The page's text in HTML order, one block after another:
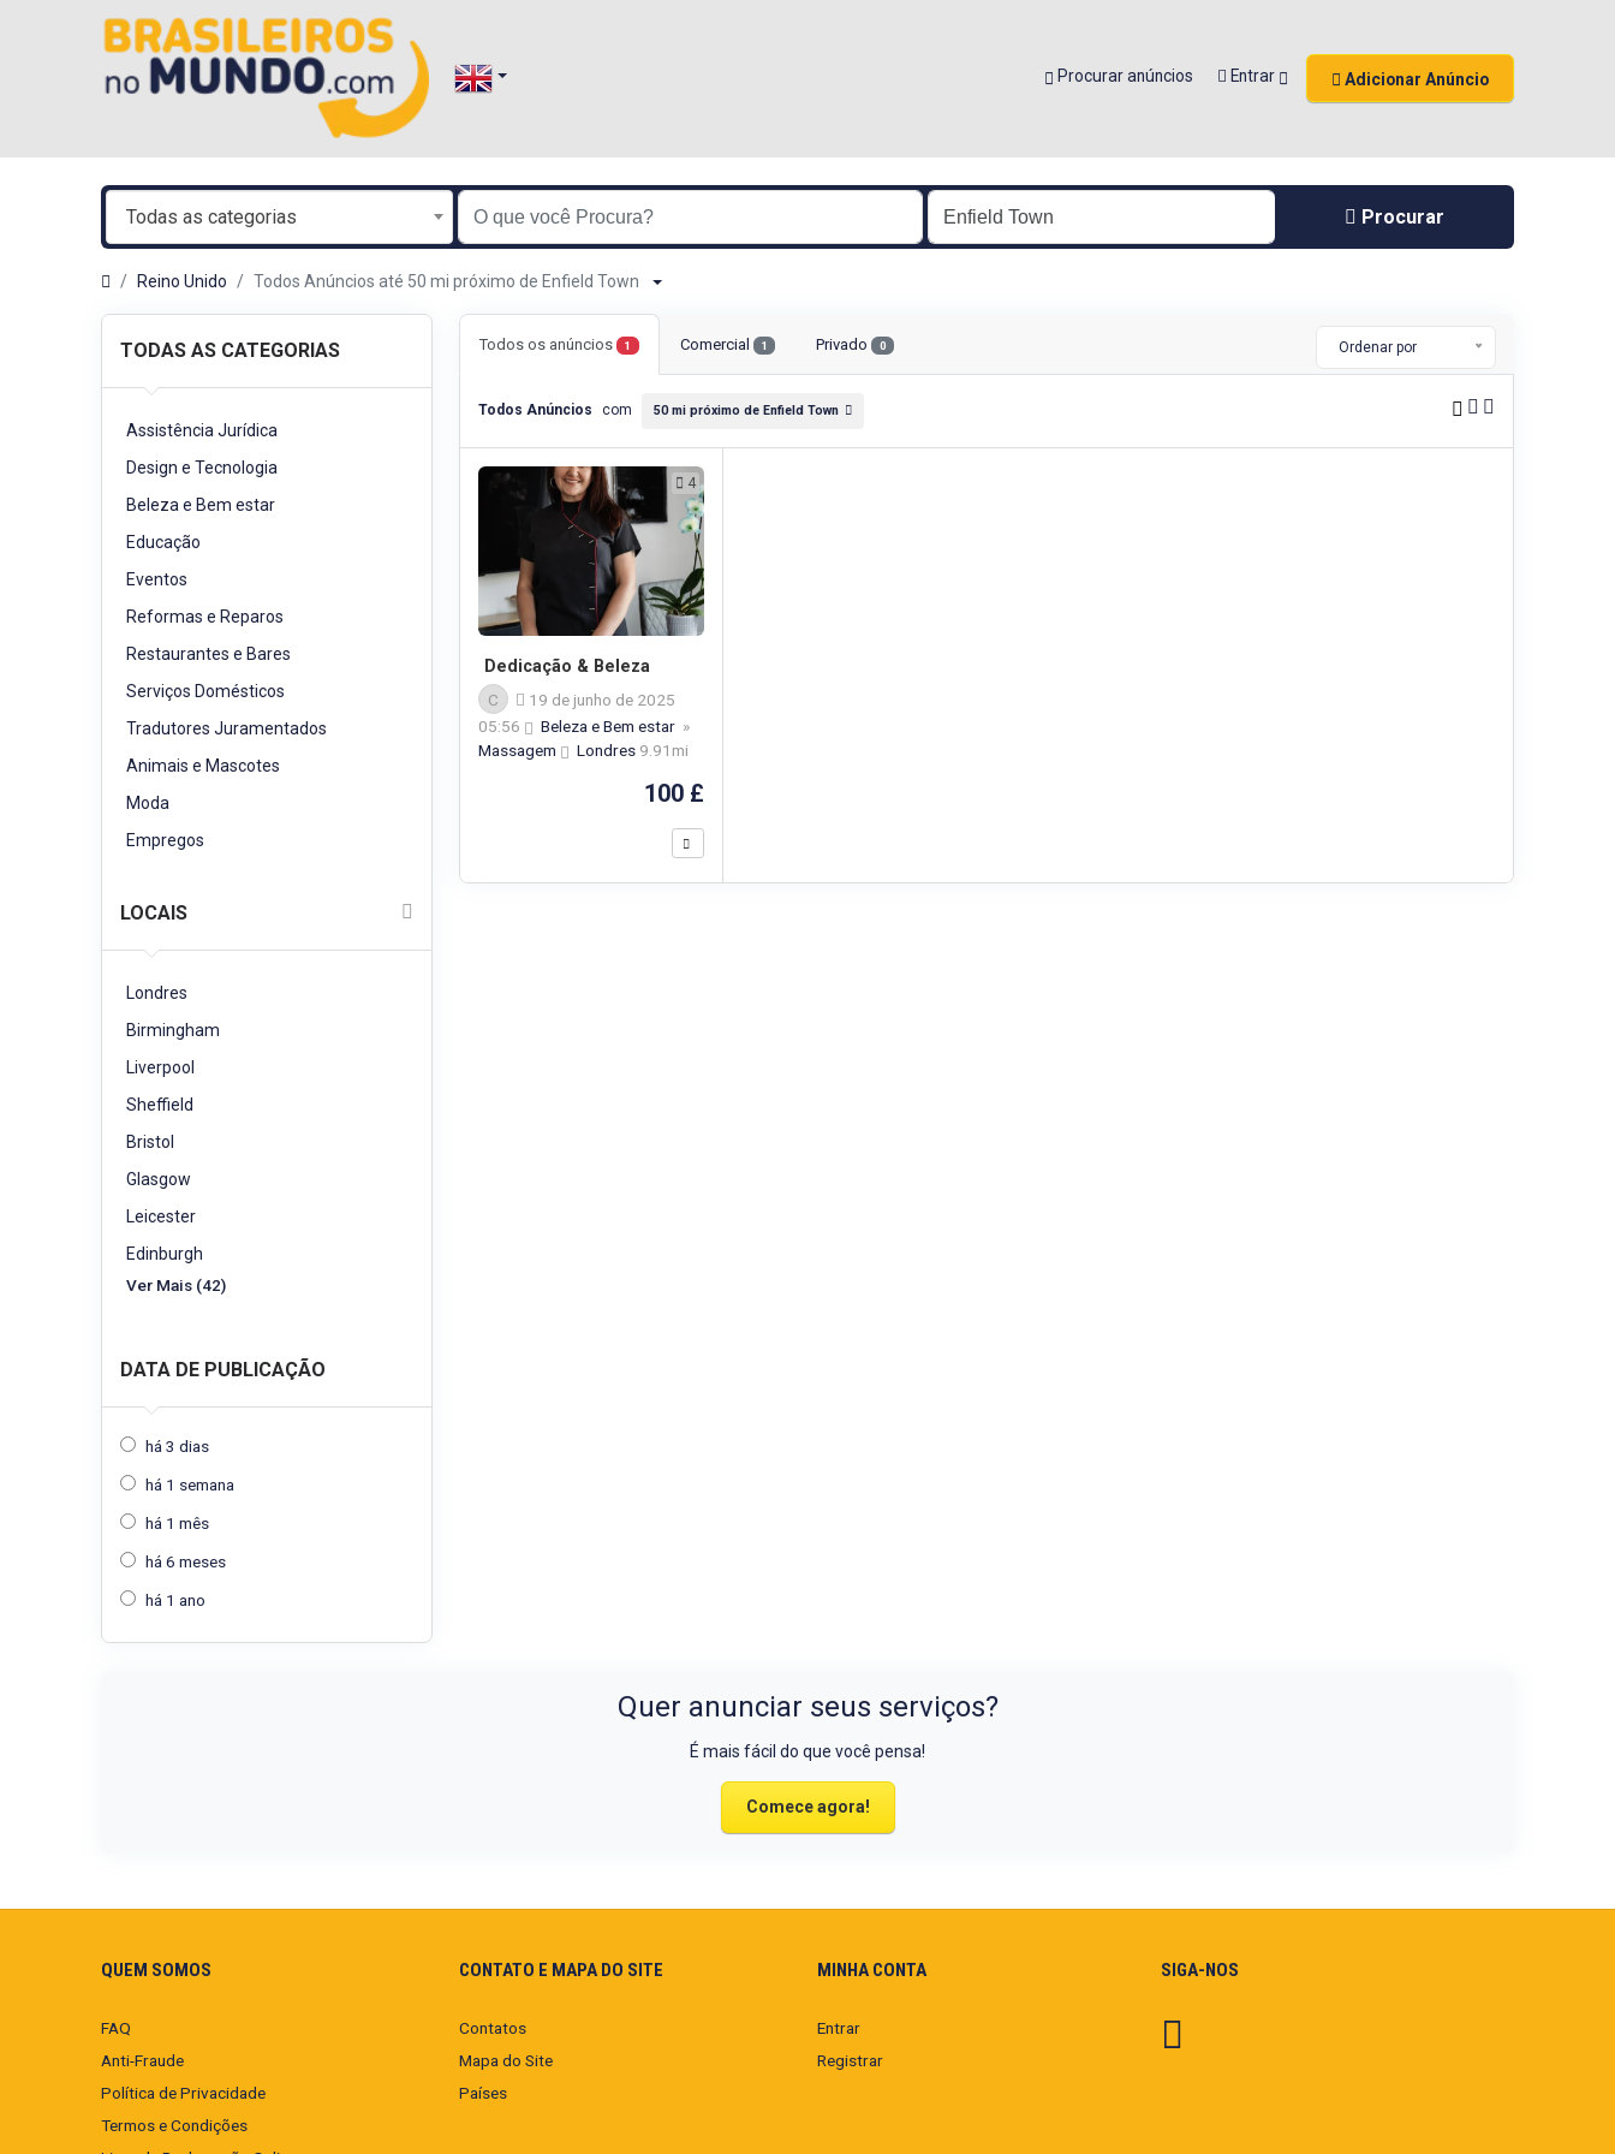
Procurar anúncios Entrar Adicionar Anúncio
Todas as categorias Procurar
Reino Unido Todos Anúncios até 50 mi próximo de Enfield Town
TODAS AS CATEGORIAS
Assistência Jurídica
Design e Tecnologia
Beleza e Bem estar
Educação
Eventos
Reformas e Reparos
Restaurantes e Bares
Serviços Domésticos
Tradutores Juramentados
Animais e Mascotes
Moda
Empregos
LOCAIS
Londres
Birmingham
Liverpool
Sheffield
Bristol
Glasgow
Leicester
Edinburgh
Ver Mais (42)
DATA DE PUBLICAÇÃO
há 3 dias
há 1 semana
há 1 mês
há 6 meses
há 1 ano
Todos os anúncios 1 Comercial 1 Privado 0 Ordenar por
Todos Anúncios com 50 mi próximo de Enfield Town
4
Dedicação & Beleza
C
19 de junho de 2025
05:56
Beleza e Bem estar »
Massagem
Londres 9.91mi
100 £
Quer anunciar seus serviços?
É mais fácil do que você pensa!
Comece agora!
QUEM SOMOS
FAQ
Anti-Fraude
Política de Privacidade
Termos e Condições
CONTATO E MAPA DO SITE
Contatos
Mapa do Site
Países
MINHA CONTA
Entrar
Registrar
SIGA-NOS